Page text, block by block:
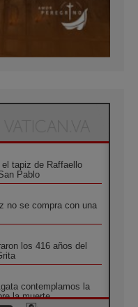
tapiz de Raffaello
Pablo
no se compra con una
los 416 años del
contemplamos la
la muerte